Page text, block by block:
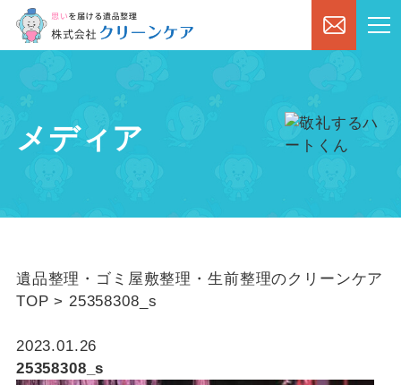
メディア
遺品整理・ゴミ屋敷整理・生前整理のクリーンケア
TOP > 25358308_s
2023.01.26
25358308_s